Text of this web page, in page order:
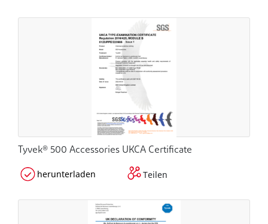
Tyvek® 500 Accessories UKCA Certificate
herunterladen Teilen